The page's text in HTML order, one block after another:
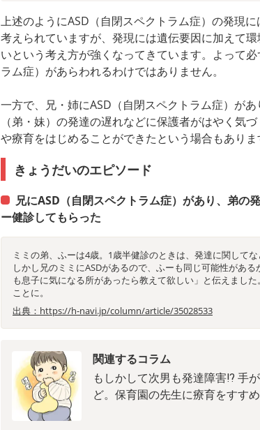
上述のようにASD（自閉スペクトラム症）の発現
考えられていますが、発現には遺伝要因に加えて
いという考え方が強くなってきています。よって
ラム症）があらわれるわけではありません。
一方で、兄・姉にASD（自閉スペクトラム症）が
（弟・妹）の発達の遅れなどに保護者がはやく気
や療育をはじめることができたという場合もありま
きょうだいのエピソード
兄にASD（自閉スペクトラム症）があり、弟の
ー健診してもらった
ミミの弟、ふーは4歳。1歳半健診のときは、発達に関してな
しかし兄のミミにASDがあるので、ふーも同じ可能性があ
も息子に気になる所があったら教えて欲しい」と伝えまし
ことに。
出典：https://h-navi.jp/column/article/35028533
関連するコラム
もしかして次男も発達障害⁉ 手
ど。保育園の先生に療育をすす